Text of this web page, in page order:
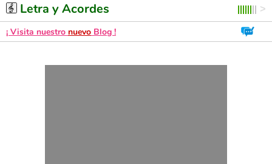
Letra y Acordes
¡ Visita nuestro nuevo Blog !